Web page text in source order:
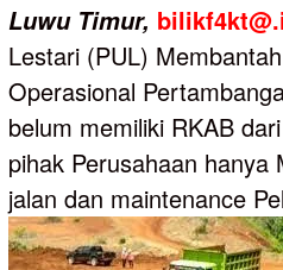
Luwu Timur,
Lestari (PUL)
Operasional
belum memiliki RKAB
pihak Perusahaan hanya
jalan dan maintenance